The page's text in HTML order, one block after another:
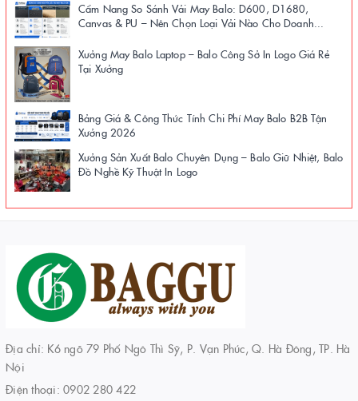
Cẩm Nang So Sánh Vải May Balo: D600, D1680,
Canvas & PU – Nên Chọn Loại Vải Nào Cho Doanh...
Xưởng May Balo Laptop – Balo Công Sở In Logo Giá Rẻ
Tại Xưởng
Bảng Giá & Công Thức Tính Chi Phí May Balo B2B Tận
Xưởng 2026
Xưởng Sản Xuất Balo Chuyên Dụng – Balo Giữ Nhiệt, Balo
Đồ Nghề Kỹ Thuật In Logo
Địa chỉ: K6 ngõ 79 Phố Ngô Thì Sỹ, P. Vạn Phúc, Q. Hà Đông, TP. Hà
Nội
Điện thoại: 0902 280 422